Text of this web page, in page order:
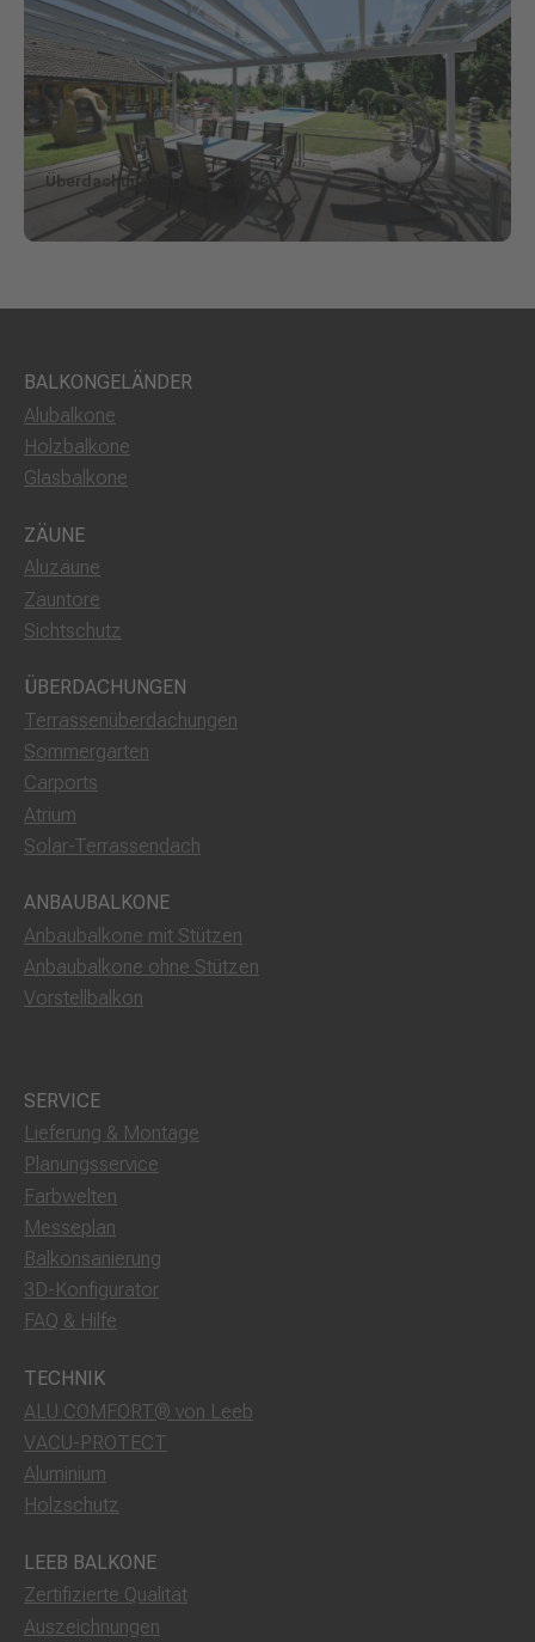
Überdachung| Zürich, Schweiz
BALKONGELÄNDER
Alubalkone
Holzbalkone
Glasbalkone
ZÄUNE
Aluzäune
Zauntore
Sichtschutz
ÜBERDACHUNGEN
Terrassenüberdachungen
Sommergarten
Carports
Atrium
Solar-Terrassendach
ANBAUBALKONE
Anbaubalkone mit Stützen
Anbaubalkone ohne Stützen
Vorstellbalkon
SERVICE
Lieferung & Montage
Planungsservice
Farbwelten
Messeplan
Balkonsanierung
3D-Konfigurator
FAQ & Hilfe
TECHNIK
ALU COMFORT® von Leeb
VACU-PROTECT
Aluminium
Holzschutz
LEEB BALKONE
Zertifizierte Qualität
Auszeichnungen